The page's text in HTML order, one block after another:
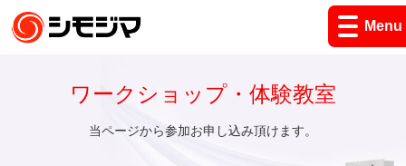
Menu
ワークショップ・体験教室
当ページから参加お申し込み頂けます。